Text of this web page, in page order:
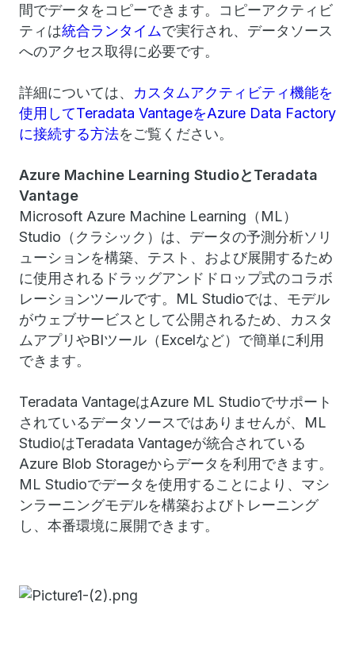
間でデータをコピーできます。コピーアクティビ
ティは統合ランタイムで実行され、データソース
へのアクセス取得に必要です。
詳細については、 カスタムアクティビティ機能を
使用してTeradata VantageをAzure Data Factory
に接続する方法をご覧ください。
Azure Machine Learning StudioとTeradata
Vantage
Microsoft Azure Machine Learning（ML）
Studio（クラシック）は、データの予測分析ソリ
ューションを構築、テスト、および展開するため
に使用されるドラッグアンドドロップ式のコラボ
レーションツールです。ML Studioでは、モデル
がウェブサービスとして公開されるため、カスタ
ムアプリやBIツール（Excelなど）で簡単に利用
できます。
Teradata VantageはAzure ML Studioでサポート
されているデータソースではありませんが、ML
StudioはTeradata Vantageが統合されている
Azure Blob Storageからデータを利用できます。
ML Studioでデータを使用することにより、マシ
ンラーニングモデルを構築およびトレーニング
し、本番環境に展開できます。